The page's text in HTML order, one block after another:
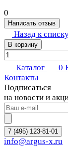
0
Написать отзыв
Назад к
В корзину
Каталог 0
Контакты
Подписаться
на новости и
7 (495) 123-81-01
info@argus-x.ru